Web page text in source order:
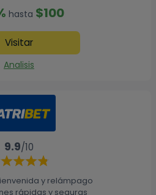
hasta $100
Visitar
Analisis
9.9/10
y relámpago
rápidas y seguras